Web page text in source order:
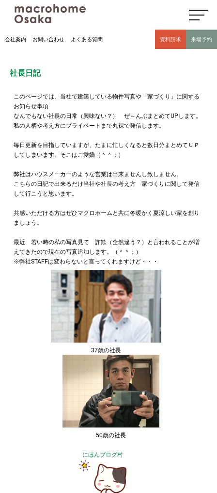
高気密高断熱住宅のマクロホーム大阪の社長日記(豊中市 モデルハウス有)
会社案内 お問い合わせ よくある質問 資料請求 来場予約
社長日記
このページでは、当社で建築している物件写真や「家づくり」に関する
お知らせ事項
なんでもない社長の日常（興味ない？） ぜ～んぶまとめてUPします。
私の人柄や考え方にプライベートまで丸裸で発信します。
毎日更新を目指していますが、たまに忙しくなると数日分まとめてＵＰ
してしまいます。そこはご愛嬌（＾＾；）
弊社はハウスメーカーのような営業は出来ませんし致しません。
こちらの日記で出来るだけ当社や社長の考え方 家づくりに関して発信
して行こうと思います。
共感いただける方はぜひマクロホームと共に冬暖かく夏涼しい家を創り
ましょう。
最近 若い時の私の写真見て 詐欺（全然違う？）と言われることが増
えてきたので現在の写真追加します。（＾＾；）
※弊社STAFFは変わらないと言ってくれますけど・・・
37歳の社長
50歳の社長
にほんブログ村